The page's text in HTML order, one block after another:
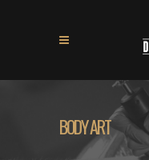
BODY ART